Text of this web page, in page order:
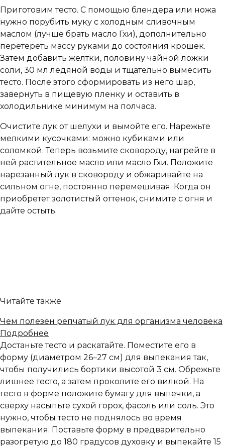
Приготовим тесто. С помощью блендера или ножа
нужно порубить муку с холодным сливочным
маслом (лучше брать масло Гхи), дополнительно
перетереть массу руками до состояния крошек.
Затем добавить желтки, половину чайной ложки
соли, 30 мл ледяной воды и тщательно вымесить
тесто. После этого сформировать из него шар,
завернуть в пищевую пленку и оставить в
холодильнике минимум на полчаса.
Очистите лук от шелухи и вымойте его. Нарежьте
мелкими кусочками: можно кубиками или
соломкой. Теперь возьмите сковороду, нагрейте в
ней растительное масло или масло Гхи. Положите
нарезанный лук в сковороду и обжаривайте на
сильном огне, постоянно перемешивая. Когда он
приобретет золотистый оттенок, снимите с огня и
дайте остыть.
Читайте также
Чем полезен репчатый лук для организма человека
Подробнее
Достаньте тесто и раскатайте. Поместите его в
форму (диаметром 26–27 см) для выпекания так,
чтобы получились бортики высотой 3 см. Обрежьте
лишнее тесто, а затем проколите его вилкой. На
тесто в форме положите бумагу для выпечки, а
сверху насыпьте сухой горох, фасоль или соль. Это
нужно, чтобы тесто не поднялось во время
выпекания. Поставьте форму в предварительно
разогретую до 180 градусов духовку и выпекайте 15